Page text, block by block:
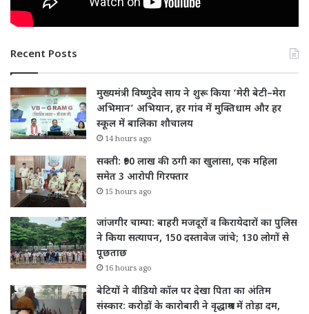
Recent Posts
मुख्यमंत्री विष्णुदेव साय ने शुरू किया ‘मेरी बेटी–मेरा
अभिमान’ अभियान, हर गांव में मुक्तिधाम और हर
स्कूल में बालिका शौचालय
14 hours ago
सक्ती: ₹90 लाख की ठगी का खुलासा, एक महिला
समेत 3 आरोपी गिरफ्तार
15 hours ago
जांजगीर चाम्पा: बाहरी मजदूरों व किरायेदारों का पुलिस
ने किया सत्यापन, 150 दस्तावेज जांचे; 130 लोगों से
पूछताछ
16 hours ago
बेटियों ने वीडियो कॉल पर देखा पिता का अंतिम
संस्कार: करोड़ों के कारोबारी ने वृद्धाश्रम में तोड़ा दम,